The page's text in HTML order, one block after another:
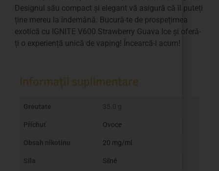
Designul său compact și elegant vă asigură că îl puteți
ține mereu la îndemână. Bucură-te de prospețimea
exotică cu IGNITE V600 Strawberry Guava Ice și oferă-
ți o experiență unică de vaping! Încearcă-l acum!
Informații suplimentare
Greutate 35.0 g
Příchuť Ovoce
Obsah nikotinu 20 mg/ml
Síla Silné